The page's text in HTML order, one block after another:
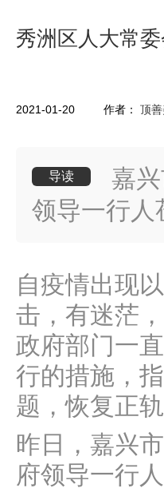
秀洲区人大常
2021-01-20 作者： 顶
导读
嘉
领导一行人
自疫情出现
击，有迷茫
政府部门一
行的措施，
题，恢复正轨
昨日，嘉兴
府领导一行